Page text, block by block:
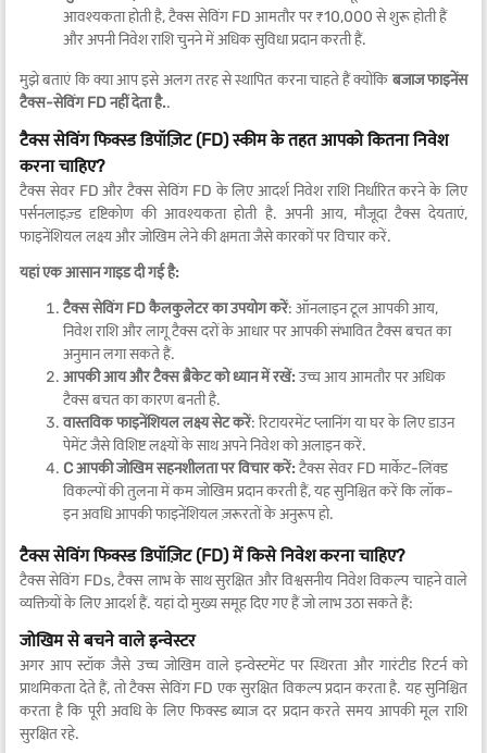
आवश्यकता होती है, टैक्स सेविंग FD आमतौर पर ₹10,000 से शुरू होती हैं
और अपनी निवेश राशि चुनने में अधिक सुविधा प्रदान करती हैं.
मुझे बताएं कि क्या आप इसे अलग तरह से स्थापित करना चाहते हैं क्योंकि बजाज फाइनेंस
टैक्स-सेविंग FD नहीं देता है..
टैक्स सेविंग फिक्स्ड डिपॉज़िट (FD) स्कीम के तहत आपको कितना निवेश
करना चाहिए?
टैक्स सेवर FD और टैक्स सेविंग FD के लिए आदर्श निवेश राशि निर्धारित करने के लिए
पर्सनलाइज़्ड दृष्टिकोण की आवश्यकता होती है. अपनी आय, मौजूदा टैक्स देयताएं,
फाइनेंशियल लक्ष्य और जोखिम लेने की क्षमता जैसे कारकों पर विचार करें.
यहां एक आसान गाइड दी गई है:
टैक्स सेविंग FD कैलकुलेटर का उपयोग करें: ऑनलाइन टूल आपकी आय,
निवेश राशि और लागू टैक्स दरों के आधार पर आपकी संभावित टैक्स बचत का
अनुमान लगा सकते हैं.
आपकी आय और टैक्स ब्रैकेट को ध्यान में रखें: उच्च आय आमतौर पर अधिक
टैक्स बचत का कारण बनती है.
वास्तविक फाइनेंशियल लक्ष्य सेट करें: रिटायरमेंट प्लानिंग या घर के लिए डाउन
पेमेंट जैसे विशिष्ट लक्ष्यों के साथ अपने निवेश को अलाइन करें.
C आपकी जोखिम सहनशीलता पर विचार करें: टैक्स सेवर FD मार्केट-लिंक्ड
विकल्पों की तुलना में कम जोखिम प्रदान करती हैं, यह सुनिश्चित करें कि लॉक-
इन अवधि आपकी फाइनेंशियल ज़रूरतों के अनुरूप हो.
टैक्स सेविंग फिक्स्ड डिपॉज़िट (FD) में किसे निवेश करना चाहिए?
टैक्स सेविंग FDs, टैक्स लाभ के साथ सुरक्षित और विश्वसनीय निवेश विकल्प चाहने वाले
व्यक्तियों के लिए आदर्श हैं. यहां दो मुख्य समूह दिए गए हैं जो लाभ उठा सकते हैं:
जोखिम से बचने वाले इन्वेस्टर
अगर आप स्टॉक जैसे उच्च जोखिम वाले इन्वेस्टमेंट पर स्थिरता और गारंटीड रिटर्न को
प्राथमिकता देते हैं, तो टैक्स सेविंग FD एक सुरक्षित विकल्प प्रदान करता है. यह सुनिश्चित
करता है कि पूरी अवधि के लिए फिक्स्ड ब्याज दर प्रदान करते समय आपकी मूल राशि
सुरक्षित रहे.